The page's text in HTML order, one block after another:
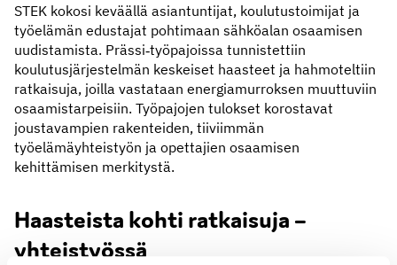
STEK kokosi keväällä asiantuntijat, koulutustoimijat ja
työelämän edustajat pohtimaan sähköalan osaamisen
uudistamista. Prässi‑työpajoissa tunnistettiin
koulutusjärjestelmän keskeiset haasteet ja hahmoteltiin
ratkaisuja, joilla vastataan energiamurroksen muuttuviin
osaamistarpeisiin. Työpajojen tulokset korostavat
joustavampien rakenteiden, tiiviimmän
työelämäyhteistyön ja opettajien osaamisen
kehittämisen merkitystä.
Haasteista kohti ratkaisuja –
yhteistyössä